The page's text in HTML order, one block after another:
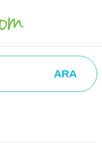
ARA